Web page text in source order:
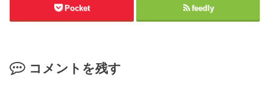
Pocket feedly
コメントを残す